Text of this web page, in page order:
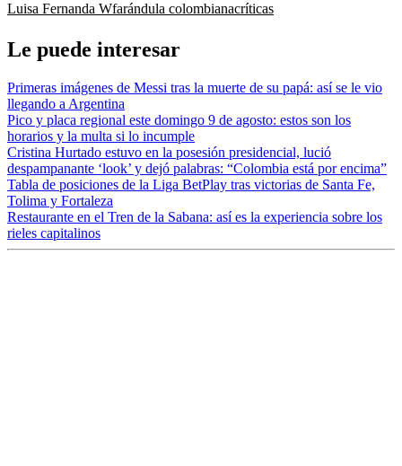
Luisa Fernanda Wfarándula colombianacríticas
Le puede interesar
Primeras imágenes de Messi tras la muerte de su papá: así se le vio
llegando a Argentina
Pico y placa regional este domingo 9 de agosto: estos son los
horarios y la multa si lo incumple
Cristina Hurtado estuvo en la posesión presidencial, lució
despampanante ‘look’ y dejó palabras: “Colombia está por encima”
Tabla de posiciones de la Liga BetPlay tras victorias de Santa Fe,
Tolima y Fortaleza
Restaurante en el Tren de la Sabana: así es la experiencia sobre los
rieles capitalinos